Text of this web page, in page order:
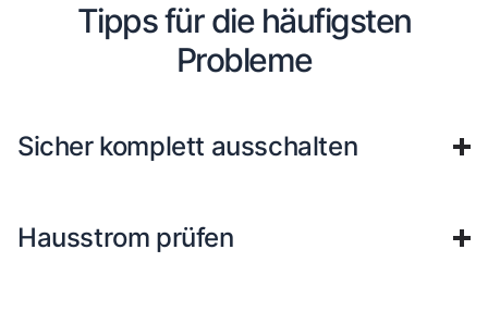
Tipps für die häufigsten
Probleme
Sicher komplett ausschalten
Hausstrom prüfen